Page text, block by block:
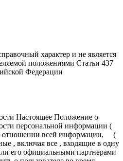
характер и не является
положениями Статьи 437
Федерации
Настоящее Положение о
персональной информации (
отношении всей информации, (
, включая все , входящие в одну
его официальными партнерами